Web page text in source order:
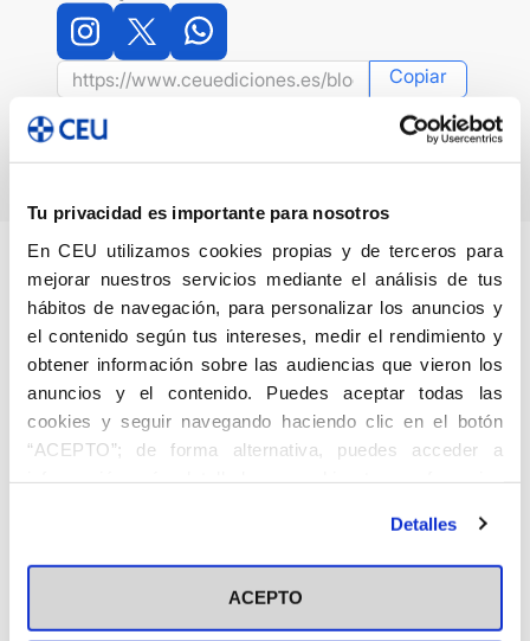
Tu privacidad es importante para nosotros
En CEU utilizamos cookies propias y de terceros para
mejorar nuestros servicios mediante el análisis de tus
hábitos de navegación, para personalizar los anuncios y
el contenido según tus intereses, medir el rendimiento y
obtener información sobre las audiencias que vieron los
anuncios y el contenido. Puedes aceptar todas las
cookies y seguir navegando haciendo clic en el botón
“ACEPTO”; de forma alternativa, puedes acceder a
en el botón "Personalizar". Para más información puedes
visitar nuestra Política de Cookies
Detalles
ACEPTO
Copiar
Artículos Relacionados